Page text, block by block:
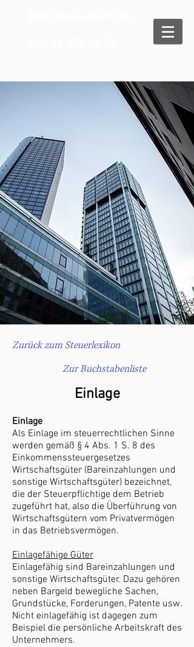
Zurück zum Steuerlexikon
Zur Buchstabenliste
Einlage
Einlage
Als Einlage im steuerrechtlichen Sinne
werden gemäß § 4 Abs. 1 S. 8 des
Einkommenssteuergesetzes
Wirtschaftsgüter (Bareinzahlungen und
sonstige Wirtschaftsgüter) bezeichnet,
die der Steuerpflichtige dem Betrieb
zugeführt hat, also die Überführung von
Wirtschaftsgütern vom Privatvermögen
in das Betriebsvermögen.
Einlagefähige Güter
Einlagefähig sind Bareinzahlungen und
sonstige Wirtschaftsgüter. Dazu gehören
neben Bargeld bewegliche Sachen,
Grundstücke, Forderungen, Patente usw.
Nicht einlagefähig ist dagegen zum
Beispiel die persönliche Arbeitskraft des
Unternehmers.